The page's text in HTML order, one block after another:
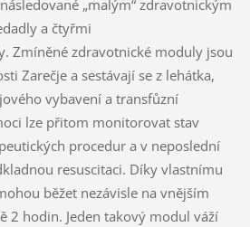
„malým“ zdravotnickým
a čtyřmi
Zmíněné zdravotnické moduly jsou
Zarečje a sestávají se z lehátka,
vybavení a transfůzní
lze přitom monitorovat stav
procedur a v neposlední
resuscitaci. Díky vlastnímu
běžet nezávisle na vnějším
2 hodin. Jeden takový modul váží